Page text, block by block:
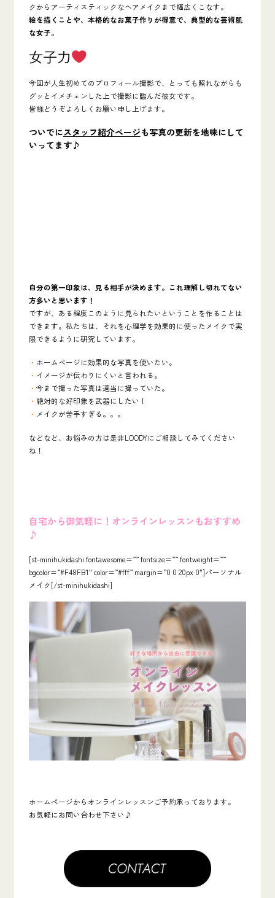
クからアーティスティックなヘアメイクまで幅広くこなす。
絵を描くことや、本格的なお菓子作りが得意で、典型的な芸術肌
な女子。
女子力
今回が人生初めてのプロフィール撮影で、とっても照れながらも
グッとイメチェンした上で撮影に臨んだ彼女です。
皆様どうぞよろしくお願い申し上げます。
ついでにスタッフ紹介ページも写真の更新を地味にして
いってます♪
自分の第一印象は、見る相手が決めます。これ理解し切れてない
方多いと思います！
ですが、ある程度このように見られたいということを作ることは
できます。私たちは、それを心理学を効果的に使ったメイクで実
限できるように研究しています。
・ ホームページに効果的な写真を使いたい。
・ イメージが伝わりにくいと言われる。
・ 今まで撮った写真は適当に撮っていた。
・ 絶対的な好印象を武器にしたい！
・ メイクが苦手すぎる。。。
などなど、お悩みの方は是非LOODYにご相談してみてください
ね！
自宅から御気軽に！オンラインレッスンもおすすめ
♪
[st-minihukidashi fontawesome=”” fontsize=”” fontweight=””
bgcolor=”#F48FB1″ color=”#fff” margin=”0 0 20px 0″]パーソナル
メイク[/st-minihukidashi]
ホームページからオンラインレッスンご予約承っております。
お気軽にお問い合わせ下さい♪